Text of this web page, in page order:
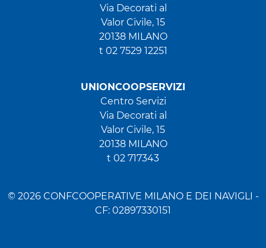
Via Decorati al
Valor Civile, 15
20138 MILANO
t 02 7529 12251
UNIONCOOPSERVIZI
Centro Servizi
Via Decorati al
Valor Civile, 15
20138 MILANO
t 02 717343
© 2026 CONFCOOPERATIVE MILANO E DEI NAVIGLI -
CF: 02897330151